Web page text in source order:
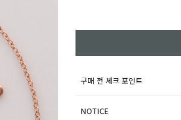
구매 전 체크 포인트
NOTICE